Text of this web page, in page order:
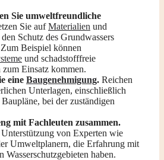
Sie umweltfreundliche
Sie aufMaterialien und
Schutz des Grundwassers
Beispiel können
und schadstofffreie
Einsatz kommen.
eine Baugenehmigung. Reichen
Unterlagen, einschließlich
bei der zuständigen
mit Fachleuten zusammen.
von Experten wie
Umweltplanern, die Erfahrung mit
Wasserschutzgebieten haben.